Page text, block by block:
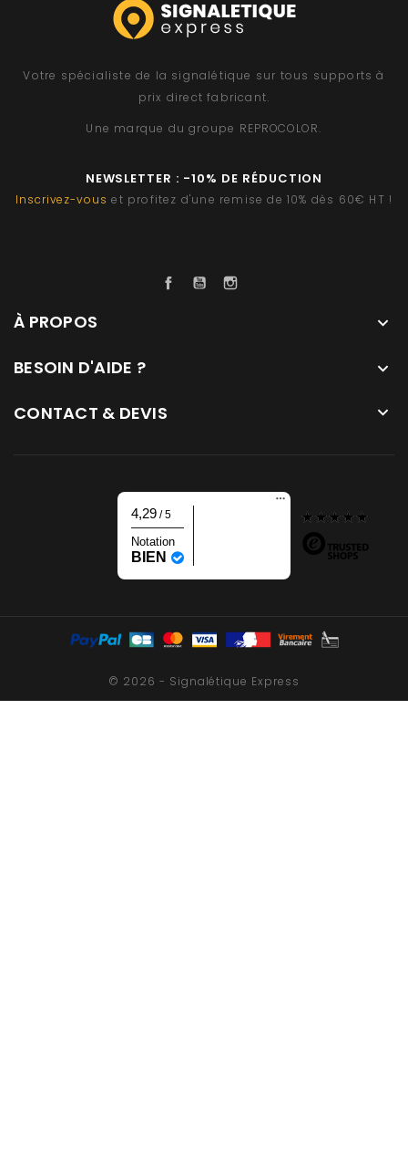
Votre spécialiste de la signalétique sur tous supports à
prix direct fabricant.
Une marque du groupe REPROCOLOR.
NEWSLETTER : -10% DE RÉDUCTION
Inscrivez-vous et profitez d'une remise de 10% dès 60€ HT !
FacebookYouTube
À PROPOS 
BESOIN D'AIDE ? 
CONTACT & DEVIS 
4,29 / 5
Notation
BIEN
© 2026 - Signalétique Express